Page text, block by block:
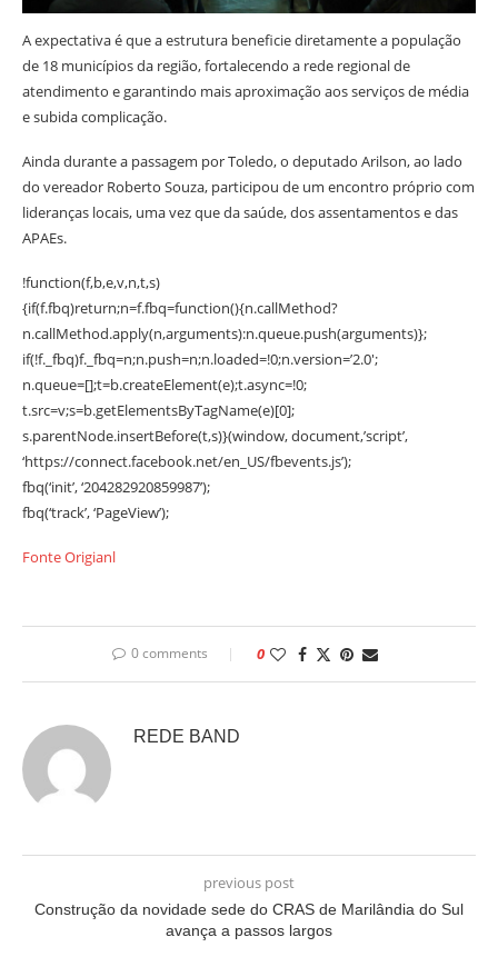
A expectativa é que a estrutura beneficie diretamente a população
de 18 municípios da região, fortalecendo a rede regional de
atendimento e garantindo mais aproximação aos serviços de média
e subida complicação.
Ainda durante a passagem por Toledo, o deputado Arilson, ao lado
do vereador Roberto Souza, participou de um encontro próprio com
lideranças locais, uma vez que da saúde, dos assentamentos e das
APAEs.
!function(f,b,e,v,n,t,s)
{if(f.fbq)return;n=f.fbq=function(){n.callMethod?
n.callMethod.apply(n,arguments):n.queue.push(arguments)};
if(!f._fbq)f._fbq=n;n.push=n;n.loaded=!0;n.version=’2.0′;
n.queue=[];t=b.createElement(e);t.async=!0;
t.src=v;s=b.getElementsByTagName(e)[0];
s.parentNode.insertBefore(t,s)}(window, document,’script’,
‘https://connect.facebook.net/en_US/fbevents.js’);
fbq(‘init’, ‘204282920859987’);
fbq(‘track’, ‘PageView’);
Fonte Origianl
0 comments 0
REDE BAND
previous post
Construção da novidade sede do CRAS de Marilândia do Sul
avança a passos largos